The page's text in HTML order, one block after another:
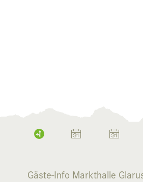
Gäste-Info Markthalle